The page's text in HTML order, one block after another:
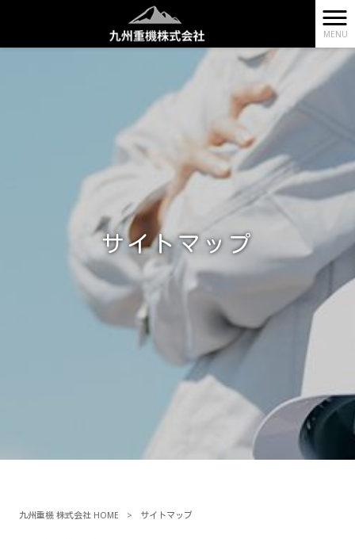
MENU
サイトマップ
九州重機 株式会社 HOME > サイトマップ